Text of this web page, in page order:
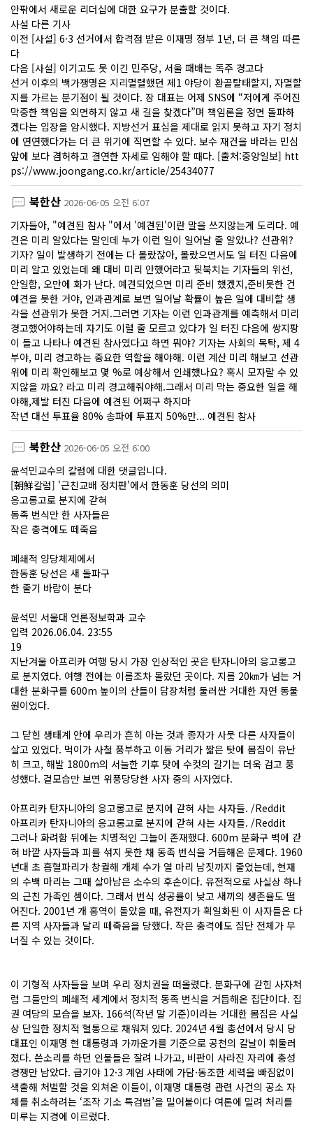
안팎에서 새로운 리더십에 대한 요구가 분출할 것이다.
사설 다른 기사
이전 [사설] 6·3 선거에서 합격점 받은 이재명 정부 1년, 더 큰 책임 따른
다
다음 [사설] 이기고도 못 이긴 민주당, 서울 패배는 독주 경고다
선거 이후의 백가쟁명은 지리멸렬했던 제1 야당이 환골탈태할지, 자멸할
지를 가르는 분기점이 될 것이다. 장 대표는 어제 SNS에 “저에게 주어진
막중한 책임을 외면하지 않고 새 길을 찾겠다”며 책임론을 정면 돌파하
겠다는 입장을 암시했다. 지방선거 표심을 제대로 읽지 못하고 자기 정치
에 연연했다가는 더 큰 위기에 직면할 수 있다. 보수 재건을 바라는 민심
앞에 보다 겸허하고 결연한 자세로 임해야 할 때다. [출처:중앙일보] htt
ps://www.joongang.co.kr/article/25434077
북한산 2026-06-05 오전 6:07
기자들아, "예견된 참사 "에서 '예견된'이란 말을 쓰지않는게 도리다. 예
견은 미리 알았다는 말인데 누가 이런 일이 일어날 줄 알았나? 선관위?
기자? 일이 발생하기 전에는 다 몰랐잖아, 몰랐으면서도 일 터진 다음에
미리 알고 있었는데 왜 대비 미리 안했어라고 뒷북치는 기자들의 위선,
안일함, 오만에 화가 난다. 예견되었으면 미리 준비 했겠지,준비못한 건
예견을 못한 거야, 인과관계로 보면 일어날 확률이 높은 일에 대비할 생
각을 선관위가 못한 거지.그러면 기자는 이런 인과관계를 예측해서 미리
경고했어야하는데 자기도 이럴 줄 모르고 있다가 일 터진 다음에 쌍지팡
이 들고 나타나 예견된 참사였다고 하면 뭐야? 기자는 사회의 목탁, 제 4
부야, 미리 경고하는 중요한 역할을 해야해. 이런 계산 미리 해보고 선관
위에 미리 확인해보고 몇 %로 예상해서 인쇄했나요? 혹시 모자랄 수 있
지않을 까요? 라고 미리 경고해줘야해.그래서 미리 막는 중요한 일을 해
야해,제발 터진 다음에 예견된 어쩌구 하지마
작년 대선 투표율 80% 송파에 투표지 50%만... 예견된 참사
북한산 2026-06-05 오전 6:00
윤석민교수의 칼럼에 대한 댓글입니다.
[朝鮮칼럼] '근친교배 정치판'에서 한동훈 당선의 의미
응고롱고로 분지에 갇혀
동족 번식만 한 사자들은
작은 충격에도 떼죽음
폐쇄적 양당체제에서
한동훈 당선은 새 돌파구
한 줄기 바람이 분다
윤석민 서울대 언론정보학과 교수
입력 2026.06.04. 23:55
19
지난겨울 아프리카 여행 당시 가장 인상적인 곳은 탄자니아의 응고롱고
로 분지였다. 여행 전에는 이름조차 몰랐던 곳이다. 지름 20㎞가 넘는 거
대한 분화구를 600m 높이의 산들이 담장처럼 둘러싼 거대한 자연 동물
원이었다.
그 닫힌 생태계 안에 우리가 흔히 아는 것과 종자가 사뭇 다른 사자들이
살고 있었다. 먹이가 사철 풍부하고 이동 거리가 짧은 탓에 몸집이 유난
히 크고, 해발 1800m의 서늘한 기후 탓에 수컷의 갈기는 더욱 검고 풍
성했다. 겉모습만 보면 위풍당당한 사자 중의 사자였다.
아프리카 탄자니아의 응고롱고로 분지에 갇혀 사는 사자들. /Reddit
아프리카 탄자니아의 응고롱고로 분지에 갇혀 사는 사자들. /Reddit
그러나 화려함 뒤에는 치명적인 그늘이 존재했다. 600m 분화구 벽에 갇
혀 바깥 사자들과 피를 섞지 못한 채 동족 번식을 거듭해온 문제다. 1960
년대 초 흡혈파리가 창궐해 개체 수가 열 마리 남짓까지 줄었는데, 현재
의 수백 마리는 그때 살아남은 소수의 후손이다. 유전적으로 사실상 하나
의 근친 가족인 셈이다. 그래서 번식 성공률이 낮고 새끼의 생존율도 떨
어진다. 2001년 개 홍역이 돌았을 때, 유전자가 획일화된 이 사자들은 다
른 지역 사자들과 달리 떼죽음을 당했다. 작은 충격에도 집단 전체가 무
너질 수 있는 것이다.
이 기형적 사자들을 보며 우리 정치권을 떠올렸다. 분화구에 갇힌 사자처
럼 그들만의 폐쇄적 세계에서 정치적 동족 번식을 거듭해온 집단이다. 집
권 여당의 모습을 보자. 166석(작년 말 기준)이라는 거대한 몸집은 사실
상 단일한 정치적 혈통으로 채워져 있다. 2024년 4월 총선에서 당시 당
대표인 이재명 현 대통령과 가까운가를 기준으로 공천의 칼날이 휘둘러
졌다. 쓴소리를 하던 인물들은 잘려 나가고, 비판이 사라진 자리에 충성
경쟁만 남았다. 급기야 12·3 계엄 사태에 가담·동조한 세력을 빠짐없이
색출해 처벌할 것을 외쳐온 이들이, 이재명 대통령 관련 사건의 공소 자
체를 취소하려는 ‘조작 기소 특검법’을 밀어붙이다 여론에 밀려 처리를
미루는 지경에 이르렀다.